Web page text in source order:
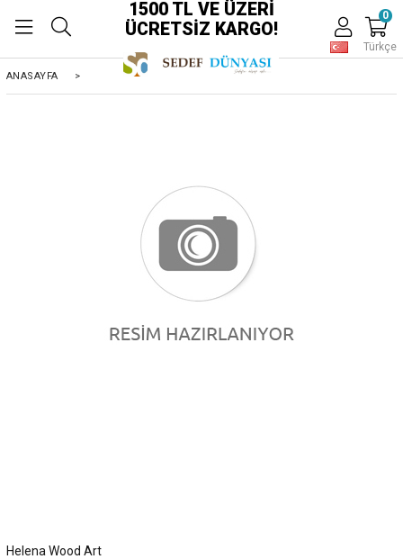
1500 TL VE ÜZERİ
ÜCRETSİZ KARGO!
Türkçe
0
ANASAYFA >
Helena Wood Art